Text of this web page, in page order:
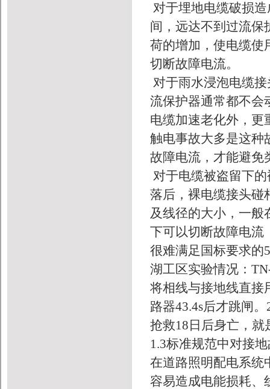
对于埋地电缆破损
间，远达不到过流保
荷的增加，使电缆使
切断故障电流。
对于雨水浸泡电缆
流保护器通常都不会
电缆加速老化外，更
触电事故大多是这种
故障电流，才能避免
对于电缆被盗留下
落后，裸电缆接头碰
及线径的大小，一般
下可以切断故障电流
很难满足国标要求的
湖工区实验情况：
将相线与接地线直接
路器43.4s后才跳闸
抢救18日后身亡，
1.3标准规范中对接
在道路照明配电系统
容易造成电能损耗、